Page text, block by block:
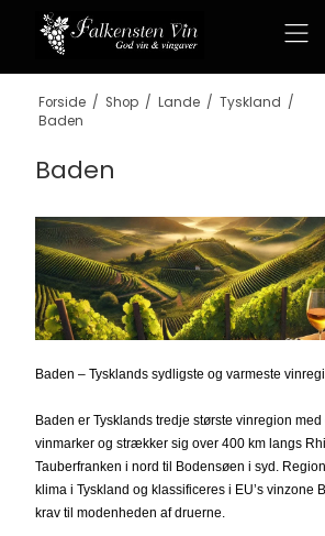
Forside / Shop / Lande / Tyskland /
Baden
Baden
Baden – Tysklands sydligste og varmeste
Baden er Tysklands tredje største vinregion
vinmarker og strækker sig over 400 km langs
Tauberfranken i nord til Bodensøen i syd.
klima i Tyskland og klassificeres i EU’s vinzone
krav til modenheden af druerne.